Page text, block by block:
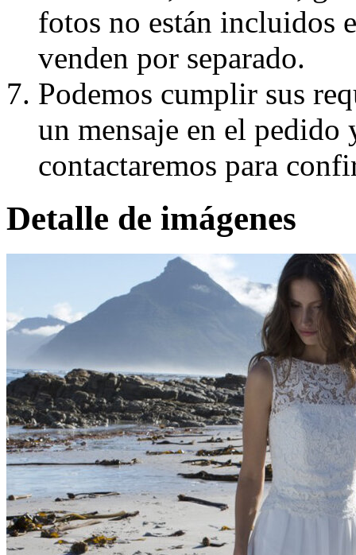
fotos no están incluidos
venden por separado.
Podemos cumplir sus
un mensaje en el pedido
contactaremos para
Detalle de imágenes